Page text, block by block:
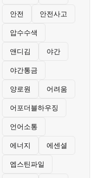
안전 안전사고
압수수색
앤디김 야간
야간통금
양로원 어려움
어포더블하우징
언어소통
에너지 에센셜
엡스틴파일